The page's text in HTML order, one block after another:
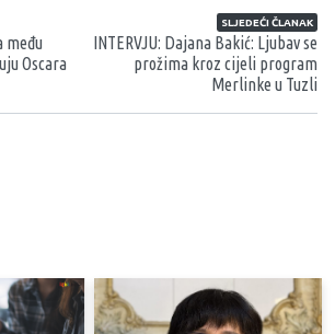
među
Oscara
SLJEDEĆI ČLANAK
INTERVJU: Dajana Bakić: Ljubav se
prožima kroz cijeli program
Merlinke u Tuzli